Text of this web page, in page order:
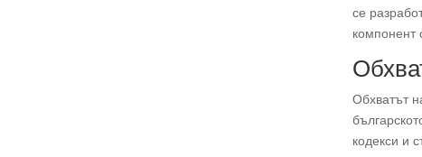
се
компонент
Обхватът
кодекси и